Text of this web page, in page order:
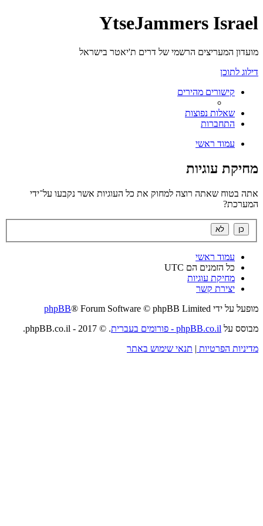
YtseJammers Israel
מועדון המעריצים הרשמי של דרים ת'יאטר בישראל
דילוג לתוכן
קישורים מהירים
שאלות נפוצות
התחברות
עמוד ראשי
מחיקת עוגיות
אתה בטוח שאתה רוצה למחוק את כל העוגיות אשר נקבעו על־ידי
המערכת?
עמוד ראשי
כל הזמנים הם UTC
מחיקת עוגיות
יצירת קשר
מופעל על ידי
phpBB® Forum Software © phpBB Limited
מבוסס על phpBB.co.il - פורומים בעברית
. © 2017 - phpBB.co.il.
מדיניות הפרטיות | תנאי שימוש באתר